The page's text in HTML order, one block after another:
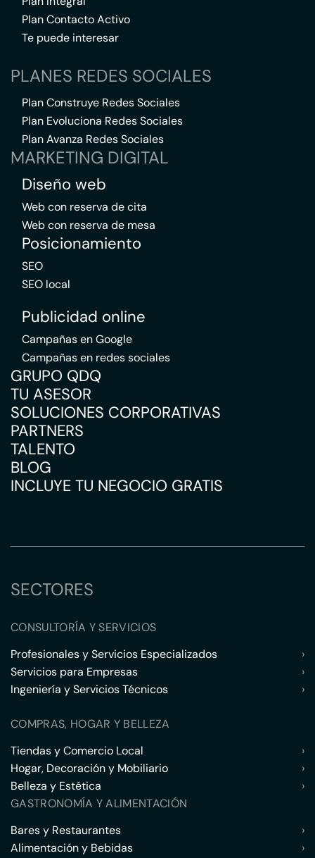
Plan Contacto Activo
Te puede interesar
PLANES REDES SOCIALES
Plan Construye Redes Sociales
Plan Evoluciona Redes Sociales
Plan Avanza Redes Sociales
MARKETING DIGITAL
Diseño web
Web con reserva de cita
Web con reserva de mesa
Posicionamiento
SEO
SEO local
Publicidad online
Campañas en Google
Campañas en redes sociales
GRUPO QDQ
TU ASESOR
SOLUCIONES CORPORATIVAS
PARTNERS
TALENTO
BLOG
INCLUYE TU NEGOCIO GRATIS
SECTORES
CONSULTORÍA Y SERVICIOS
Profesionales y Servicios Especializados
›
Servicios para Empresas
›
Ingeniería y Servicios Técnicos
›
COMPRAS, HOGAR Y BELLEZA
Tiendas y Comercio Local
›
Hogar, Decoración y Mobiliario
›
Belleza y Estética
›
GASTRONOMÍA Y ALIMENTACIÓN
Bares y Restaurantes
›
Alimentación y Bebidas
›